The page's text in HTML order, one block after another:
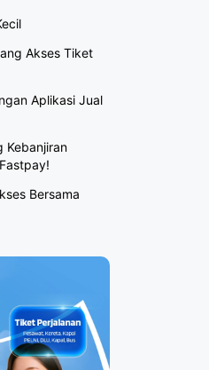
Akses Tiket
Aplikasi Jual
Kebanjiran
Bersama